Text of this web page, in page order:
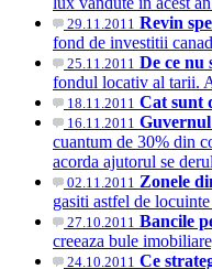
29.11.2011 Revin
fond de investitii
25.11.2011 De ce nu
fondul locativ al tarii.
18.11.2011 Cat sunt
16.11.2011
cuantum de 30% din
acorda ajutorul se
02.11.2011 Zonele
gasiti astfel de
27.10.2011 Bancile
creeaza bule
24.10.2011 Ce